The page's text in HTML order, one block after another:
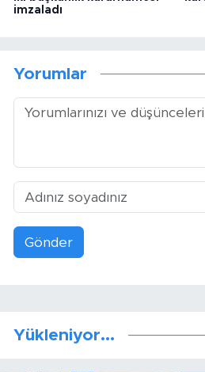
imzaladı
Yorumlar
Gönder
Yükleniyor...